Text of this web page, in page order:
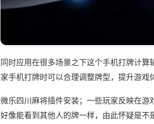
同时应用在很多场景之下这个手机打牌计
家手机打牌时可以合理调整牌型，提升游戏
微乐四川麻将插件安装；一些玩家反映在
好像能看到其他人的牌一样，由此怀疑是